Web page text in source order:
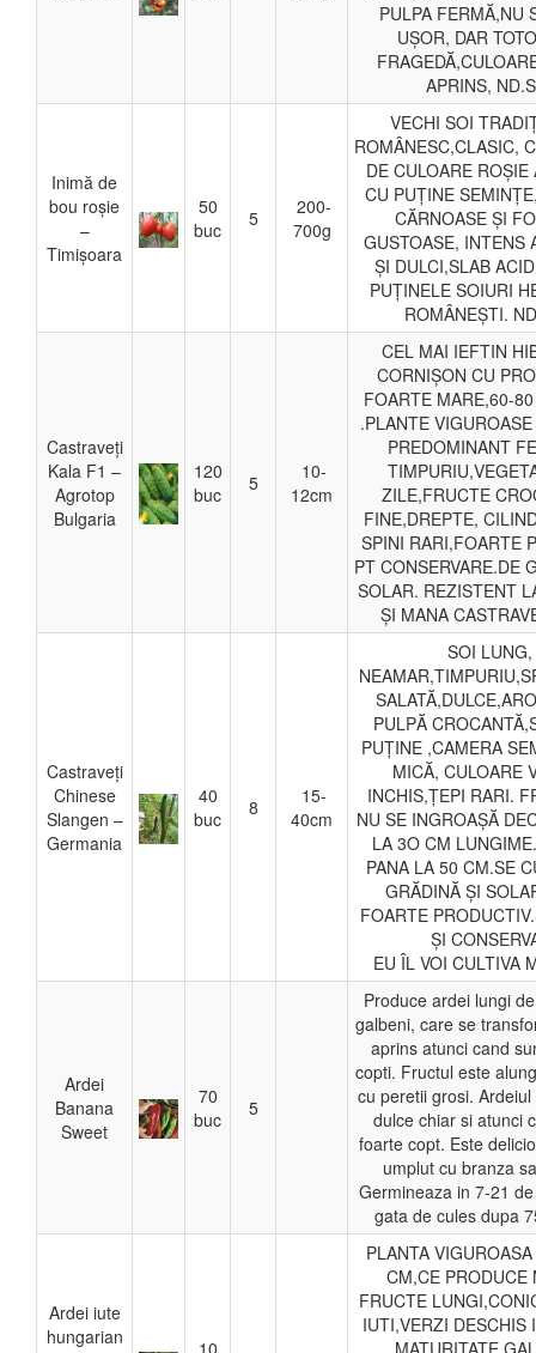
PULPA FERMĂ,NU
UȘOR, DAR
APRINS,
Inimă de
bou roșie
–
Timișoara
50
buc
5
200-
700g
VECHI SOI
ROMÂNESC,CLASIC,
DE CULOARE ROȘIE
CU PUȚINE
CĂRNOASE ȘI
GUSTOASE, INTENS
ȘI DULCI,SLAB
PUȚINELE SOIURI
ROMÂNEȘTI.
Castraveți
Kala F1 –
Agrotop
Bulgaria
120
buc
5
10-
12cm
CEL MAI IEFTIN
CORNIȘON CU
FOARTE MARE,60-
.PLANTE
PREDOMINANT
ZILE,FRUCTE
FINE,DREPTE,
SPINI RARI,FOARTE
PT CONSERVARE.DE
SOLAR. REZISTENT
ȘI MANA
Castraveți
Chinese
Slangen –
Germania
40
buc
8
15-
40cm
SOI LUNG,
PULPĂ
PUȚINE ,CAMERA
MICĂ, CULOARE
INCHIS,ȚEPI RARI.
NU SE INGROAȘĂ
LA 3O CM
PANA LA 50 CM.SE
GRĂDINĂ ȘI
FOARTE
ȘI
EU ÎL VOI CULTIVA
Ardei
Banana
Sweet
70
buc
5
Produce ardei lungi
galbeni, care se
aprins atunci cand
copti. Fructul este
cu peretii grosi.
dulce chiar si atunci
foarte copt. Este
umplut cu branza
Germineaza in 7-21
gata de cules dupa
Ardei iute
hungarian
10
PLANTA
CM,CE PRODUCE
FRUCTE
IUTI,VERZI DESCHIS
MATURITATE